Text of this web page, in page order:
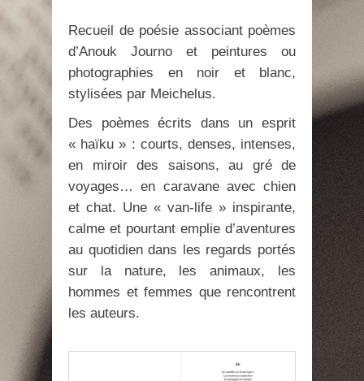
Recueil de poésie associant poèmes
d’Anouk Journo et peintures ou
photographies en noir et blanc,
stylisées par Meichelus.
Des poèmes écrits dans un esprit
« haïku » : courts, denses, intenses,
en miroir des saisons, au gré de
voyages… en caravane avec chien
et chat. Une « van-life » inspirante,
calme et pourtant emplie d’aventures
au quotidien dans les regards portés
sur la nature, les animaux, les
hommes et femmes que rencontrent
les auteurs.